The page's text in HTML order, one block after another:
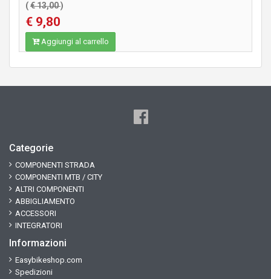
(€ 13,00)
€ 9,80
Aggiungi al carrello
Categorie
COMPONENTI STRADA
COMPONENTI MTB / CITY
ALTRI COMPONENTI
ABBIGLIAMENTO
ACCESSORI
INTEGRATORI
Informazioni
Easybikeshop.com
Spedizioni